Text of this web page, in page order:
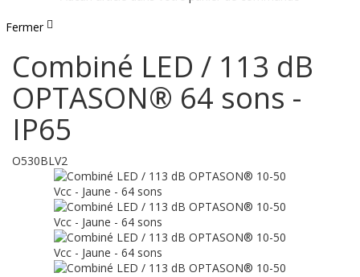
Fermer
Combiné LED / 113 dB
OPTASON® 64 sons -
IP65
O530BLV2